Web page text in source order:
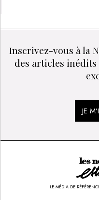
Inscrivez-vous à la
des articles
JE
LE MÉDIA DE